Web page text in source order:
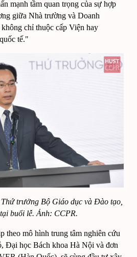
mạnh tầm quan trọng của sự hợp
giữa Nhà trường và Doanh
chỉ thuộc cấp Viện hay
tế."
buổi lễ. Ảnh: CCPR.
theo mô hình trung tâm nghiên cứu
Đại học Bách khoa Hà Nội và đơn